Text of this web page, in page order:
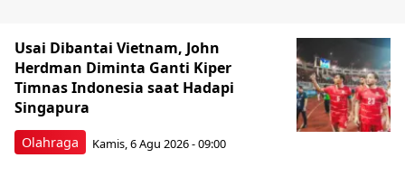
Olahraga
Usai Dibantai Vietnam, John
Herdman Diminta Ganti Kiper
Timnas Indonesia saat Hadapi
Singapura
Kamis, 6 Agu 2026 - 09:00